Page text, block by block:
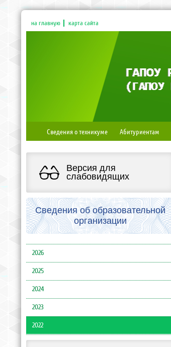
на главную карта сайта
Сведения о техникуме Абитуриентам
Версия для
слабовидящих
Сведения об образовательной
организации
2026
2025
2024
2023
2022